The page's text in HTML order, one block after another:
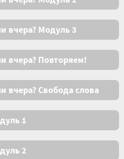
вчера? Модуль 3
вчера? Повторяем!
вчера? Свобода слова
1
2